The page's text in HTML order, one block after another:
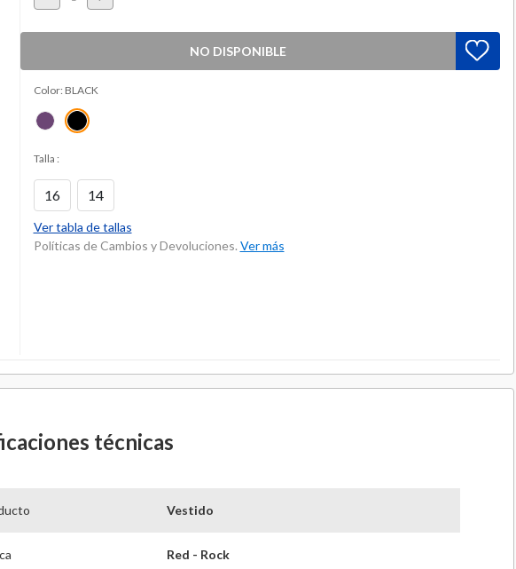
NO DISPONIBLE
Color: BLACK
Talla :
16 14
Ver tabla de tallas
Políticas de Cambios y Devoluciones. Ver más
técnicas
Vestido
Red - Rock